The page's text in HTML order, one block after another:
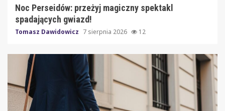
Noc Perseidów: przeżyj magiczny spektakl
spadających gwiazd!
Tomasz Dawidowicz 7 sierpnia 2026 12